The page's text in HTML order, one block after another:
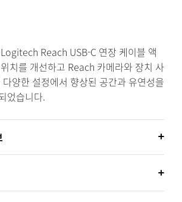
Reach USB-C 연장 케이블 액
치를 개선하고 Reach 카메라와 장치 사
양한 설정에서 향상된 공간과 유연성을
었습니다.